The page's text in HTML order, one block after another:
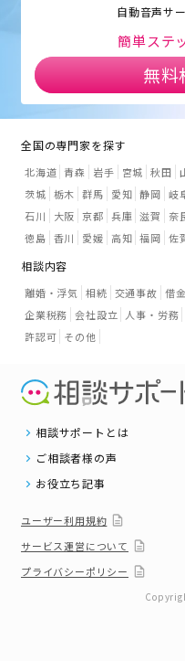
自動音声サ
簡単ステ
無料
全国の専門家を探す
北海道 青森 岩手 宮城 秋田
茨城 栃木 群馬 愛知 静岡 岐
石川
大阪 京都 兵庫 滋賀 奈
徳島 香川 愛媛 高知 福岡 佐
相談内容
離婚・浮気 相続 交通事故 借
企業税務 会社設立 人事・労務
許認可 その他
相談サポートとは
ご相談者様の声
お役立ち記事
ユーザー利用規約
サービス運営について
プライバシーポリシー